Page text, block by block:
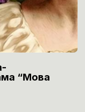
“Мова